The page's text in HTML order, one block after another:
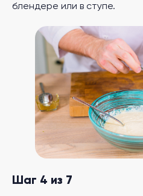
блендере или в ступе.
Шаг 4 из 7